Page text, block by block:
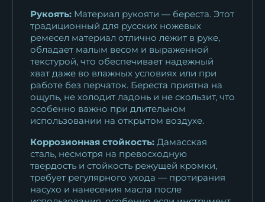
Рукоять: Материал рукояти — береста. Этот
традиционный для русских ножевых
ремесел материал отлично лежит в руке,
обладает малым весом и выраженной
текстурой, что обеспечивает надежный
хват даже во влажных условиях или при
работе без перчаток. Береста приятна на
ощупь, не холодит ладонь и не скользит, что
особенно важно при длительном
использовании на открытом воздухе.
Коррозионная стойкость: Дамасская
сталь, несмотря на превосходную
твердость и стойкость режущей кромки,
требует регулярного ухода — протирания
насухо и нанесения масла после